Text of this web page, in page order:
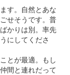
す。自然とあな
せそうです。普
かりは別。率先
にしてくださ
とが最適。もし
間と連れだって